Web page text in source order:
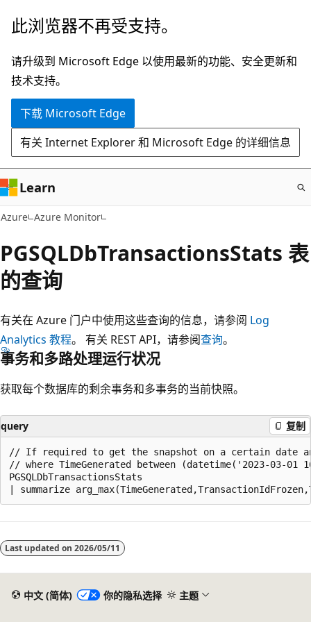
跳
主
要
内
此浏览器不再受支持。
请升级到 Microsoft Edge 以使用最新的功能、安全更新和
技术支持。
下载 Microsoft Edge
有关 Internet Explorer 和 Microsoft Edge 的详细信息
Learn
Azure Azure Monitor
PGSQLDbTransactionsStats 表
的查询
有关在 Azure 门户中使用这些查询的信息，请参阅 Log
Analytics 教程。 有关 REST API，请参阅查询。
事务和多路处理运行状况
获取每个数据库的剩余事务和多事务的当前快照。
query 复制
// If required to get the snapshot on a certain date
// where TimeGenerated between (datetime('2023-03-
PGSQLDbTransactionsStats
模
式
Last updated on 2026/05/11
中文 (简体) 你的隐私选择 主题